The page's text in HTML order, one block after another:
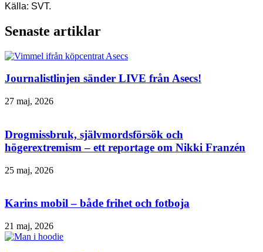
Källa: SVT.
Senaste artiklar
Journalistlinjen sänder LIVE från Asecs!
27 maj, 2026
Drogmissbruk, självmordsförsök och
högerextremism – ett reportage om Nikki Franzén
25 maj, 2026
Karins mobil – både frihet och fotboja
21 maj, 2026